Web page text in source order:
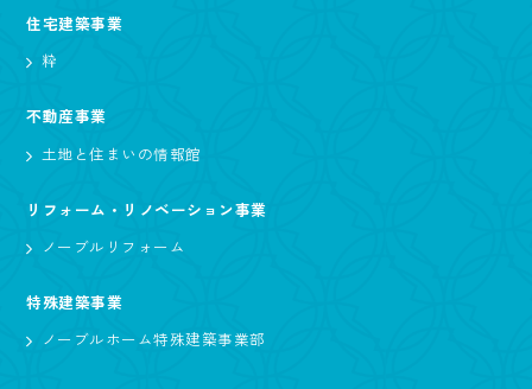
住宅建築事業
粋
不動産事業
土地と住まいの情報館
リフォーム・リノベーション事業
ノーブルリフォーム
特殊建築事業
ノーブルホーム特殊建築事業部